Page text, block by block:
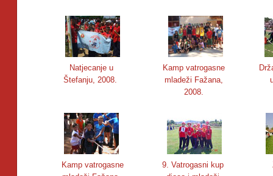
Natjecanje u
Štefanju, 2008.
Kamp vatrogasne
mladeži Fažana,
2008.
Kamp vatrogasne
9. Vatrogasni kup